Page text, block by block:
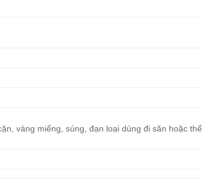
vàng miếng, súng, đạn loại dùng đi săn hoặc thể